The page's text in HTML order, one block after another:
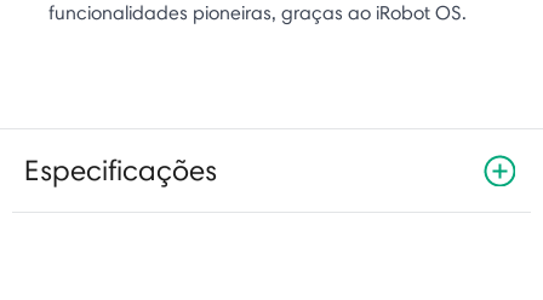
funcionalidades pioneiras, graças ao iRobot OS.
Especificações